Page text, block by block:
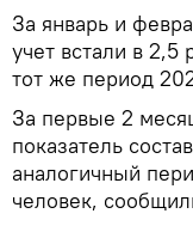
За январь и
учет встали в 2,5
тот же период
За первые 2
показатель
аналогичный
человек,